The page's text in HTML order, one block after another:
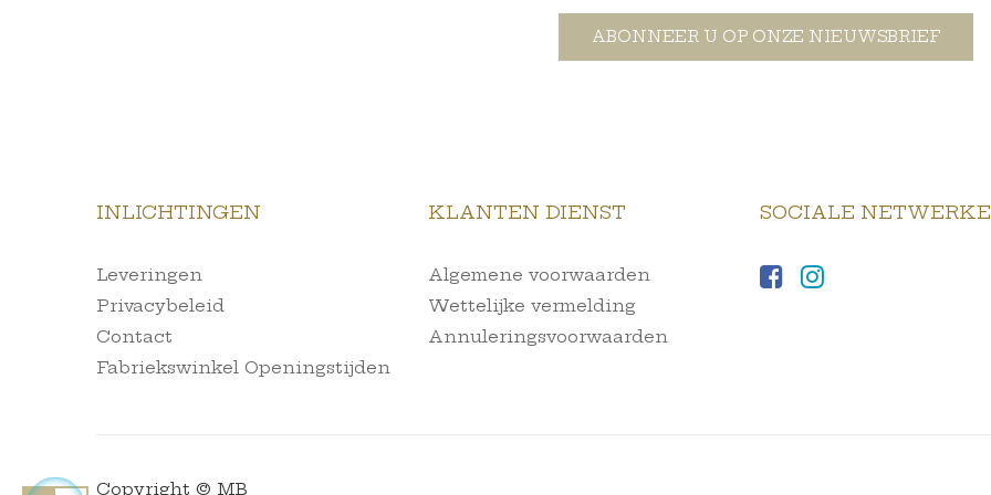
ABONNEER U OP ONZE NIEUWSBRIEF
INLICHTINGEN
Leveringen
Privacybeleid
Contact
Fabriekswinkel Openingstijden
KLANTEN DIENST
Algemene voorwaarden
Wettelijke vermelding
Annuleringsvoorwaarden
SOCIALE
Copyright © MB